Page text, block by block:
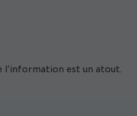
l'information est un atout.